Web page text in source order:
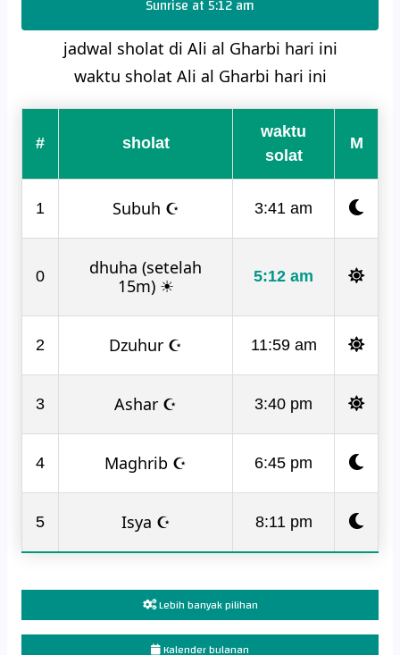
Sunrise at 5:12 am
jadwal sholat di Ali al Gharbi hari ini
waktu sholat Ali al Gharbi hari ini
# sholat
waktu
solat
M
1 Subuh ☪ 3:41 am
0
dhuha (setelah
15m) ☀
5:12 am
2 Dzuhur ☪ 11:59 am
3 Ashar ☪ 3:40 pm
4 Maghrib ☪ 6:45 pm
5 Isya ☪ 8:11 pm
Lebih banyak pilihan
Kalender bulanan